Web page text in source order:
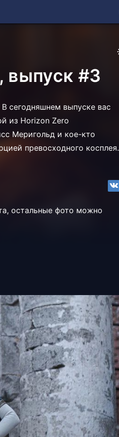
выпуск #3
сегодняшнем выпуске вас
из Horizon Zero
Меригольд и кое-кто
превосходного косплея.
остальные фото можно